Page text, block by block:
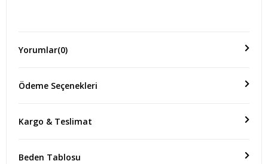
-Yorumlar(0)
Ödeme Seçenekleri
Kargo & Teslimat
Beden Tablosu